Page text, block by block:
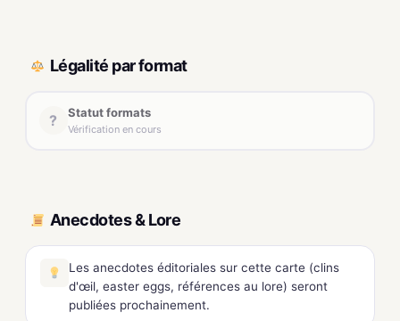
Légalité par format
? Statut formats
Vérification en cours
Anecdotes & Lore
Les anecdotes éditoriales sur cette carte (clins
d'œil, easter eggs, références au lore) seront
publiées prochainement.